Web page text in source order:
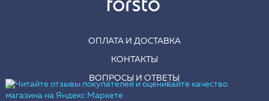
ОПЛАТА И ДОСТАВКА
КОНТАКТЫ
ВОПРОСЫ И ОТВЕТЫ